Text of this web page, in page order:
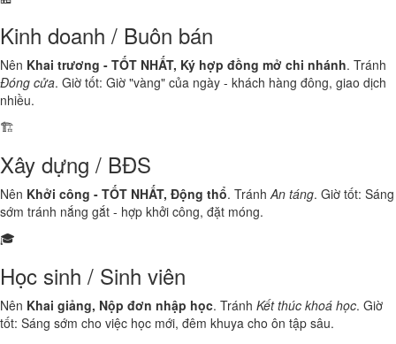
Kinh doanh / Buôn bán
Nên Khai trương - TỐT NHẤT, Ký hợp đồng mở chi nhánh. Tránh
Đóng cửa. Giờ tốt: Giờ "vàng" của ngày - khách hàng đông, giao dịch
nhiều.
🏗️
Xây dựng / BĐS
Nên Khởi công - TỐT NHẤT, Động thổ. TránhAn táng. Giờ tốt: Sáng
sớm tránh nắng gắt - hợp khởi công, đặt móng.
🎓
Học sinh / Sinh viên
Nên Khai giảng, Nộp đơn nhập học. Tránh Kết thúc khoá học. Giờ
tốt: Sáng sớm cho việc học mới, đêm khuya cho ôn tập sâu.